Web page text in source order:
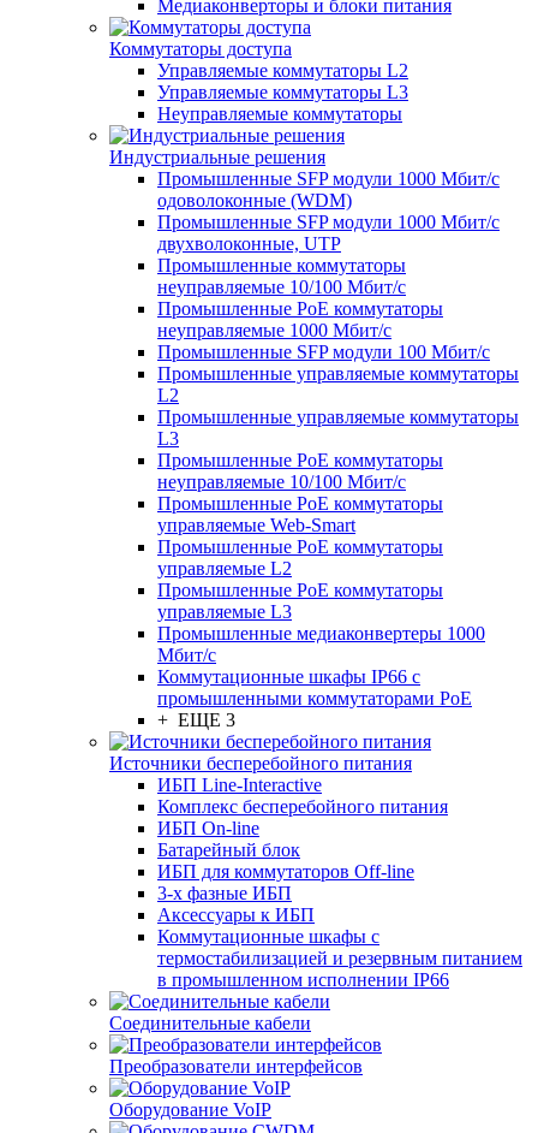
Медиаконверторы и блоки питания
Коммутаторы доступа
Управляемые коммутаторы L2
Управляемые коммутаторы L3
Неуправляемые коммутаторы
Индустриальные решения
Промышленные SFP модули 1000 Мбит/c
одоволоконные (WDM)
Промышленные SFP модули 1000 Мбит/c
двухволоконные, UTP
Промышленные коммутаторы
неуправляемые 10/100 Мбит/с
Промышленные PoE коммутаторы
неуправляемые 1000 Мбит/с
Промышленные SFP модули 100 Мбит/c
Промышленные управляемые коммутаторы
L2
Промышленные управляемые коммутаторы
L3
Промышленные PoE коммутаторы
неуправляемые 10/100 Мбит/с
Промышленные PoE коммутаторы
управляемые Web-Smart
Промышленные PoE коммутаторы
управляемые L2
Промышленные PoE коммутаторы
управляемые L3
Промышленные медиаконвертеры 1000
Мбит/с
Коммутационные шкафы IP66 c
промышленными коммутаторами PoE
+ ЕЩЕ 3
Источники бесперебойного питания
ИБП Line-Interactive
Комплекс бесперебойного питания
ИБП On-line
Батарейный блок
ИБП для коммутаторов Off-line
3-х фазные ИБП
Аксессуары к ИБП
Коммутационные шкафы с
термостабилизацией и резервным питанием
в промышленном исполнении IP66
Соединительные кабели
Преобразователи интерфейсов
Оборудование VoIP